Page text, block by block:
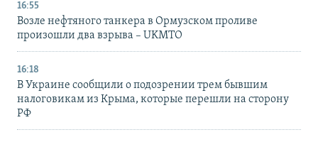
16:55
Возле нефтяного танкера в Ормузском проливе
произошли два взрыва – UKMTO
16:18
В Украине сообщили о подозрении трем бывшим
налоговикам из Крыма, которые перешли на сторону
РФ